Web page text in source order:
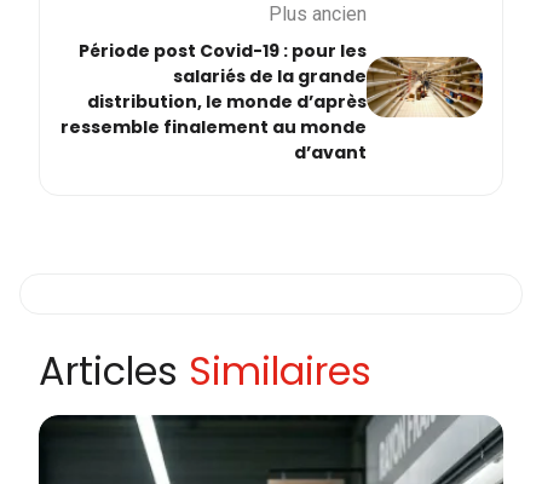
Plus ancien
Période post Covid-19 : pour les
salariés de la grande
distribution, le monde d’après
ressemble finalement au monde
d’avant
Articles Similaires